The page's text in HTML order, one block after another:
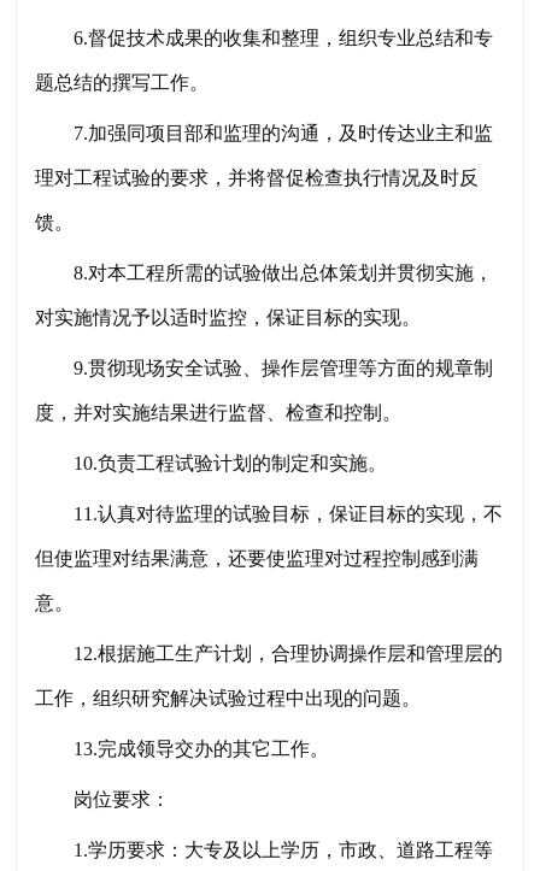
6.督促技术成果的收集和整理，组织专业总结和专
题总结的撰写工作。
7.加强同项目部和监理的沟通，及时传达业主和监
理对工程试验的要求，并将督促检查执行情况及时反
馈。
8.对本工程所需的试验做出总体策划并贯彻实施，
对实施情况予以适时监控，保证目标的实现。
9.贯彻现场安全试验、操作层管理等方面的规章制
度，并对实施结果进行监督、检查和控制。
10.负责工程试验计划的制定和实施。
11.认真对待监理的试验目标，保证目标的实现，不
但使监理对结果满意，还要使监理对过程控制感到满
意。
12.根据施工生产计划，合理协调操作层和管理层的
工作，组织研究解决试验过程中出现的问题。
13.完成领导交办的其它工作。
岗位要求：
1.学历要求：大专及以上学历，市政、道路工程等